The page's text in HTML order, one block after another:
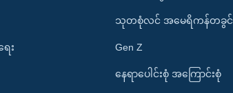
း
သုတစုံလင် အမေရိကန်တခွင်
Gen Z
နေရာပေါင်းစုံ အကြောင်းစုံ